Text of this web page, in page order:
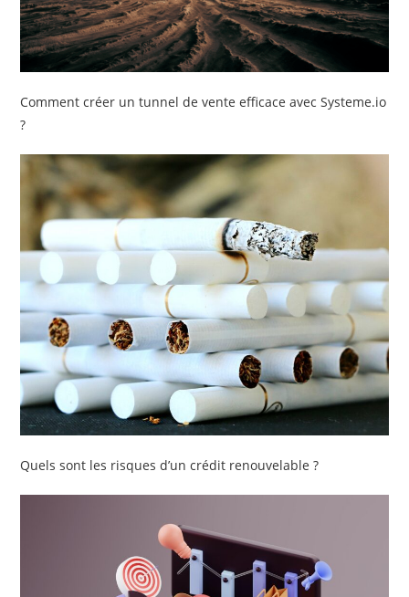
Comment créer un tunnel de vente efficace avec Systeme.io
?
Quels sont les risques d’un crédit renouvelable ?